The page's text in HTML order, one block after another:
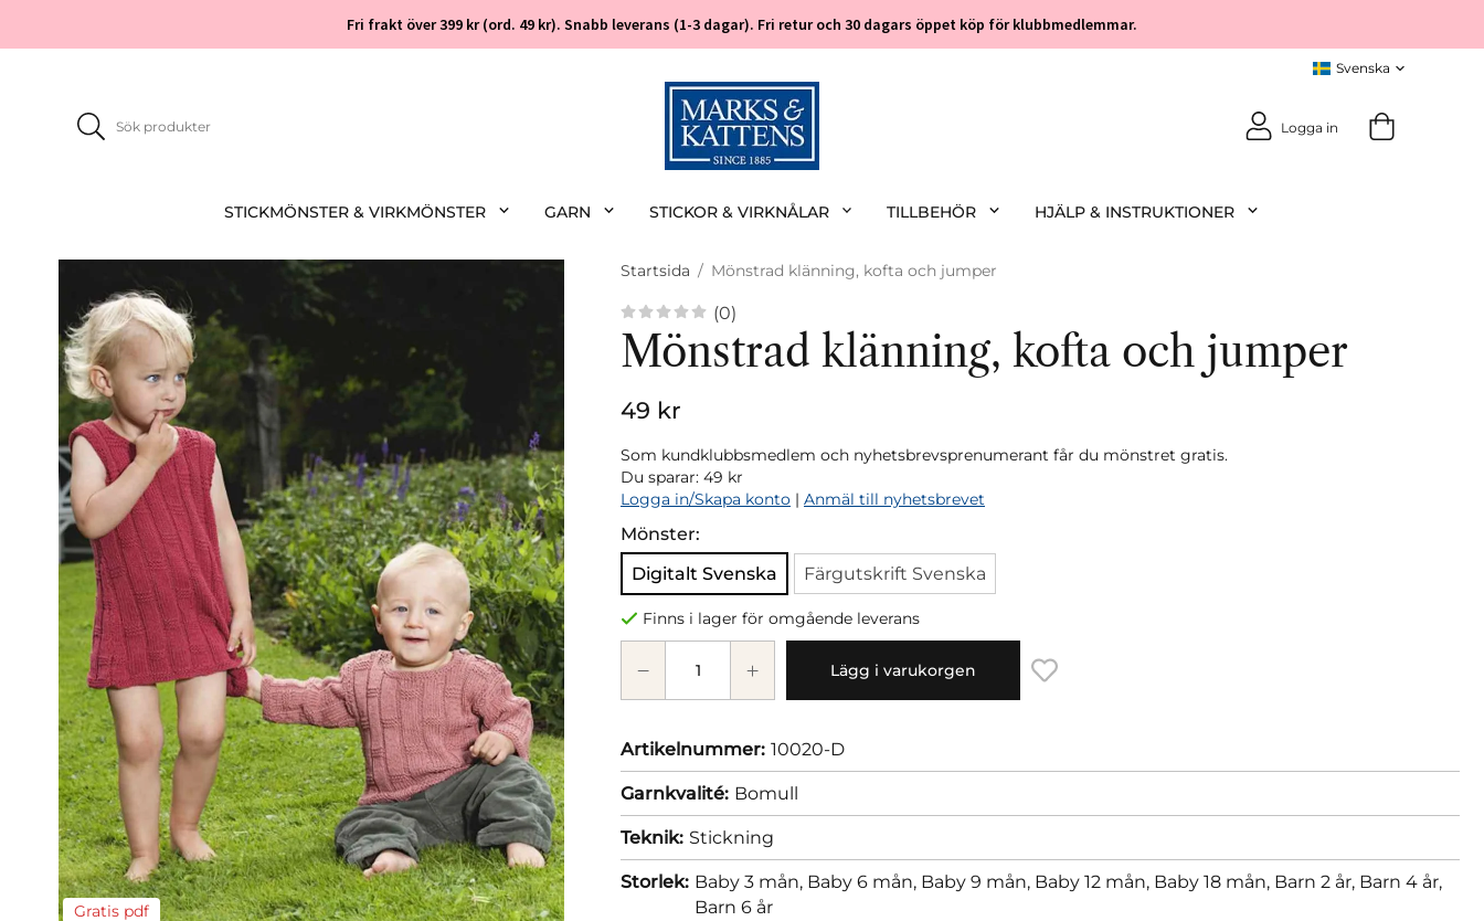
Fri frakt över 399 kr (ord. 49 kr). Snabb leverans (1-3 dagar). Fri retur och 30 dagars öppet köp för klubbmedlemmar.
Logga in
STICKMÖNSTER & VIRKMÖNSTER GARN STICKOR & VIRKNÅLAR TILLBEHÖR HJÄLP & INSTRUKTIONER
Gratis pdf
Startsida / Mönstrad klänning, kofta och jumper
(0)
Mönstrad klänning, kofta och jumper
49 kr
Som kundklubbsmedlem och nyhetsbrevsprenumerant får du mönstret gratis.
Du sparar: 49 kr
Logga in/Skapa konto | Anmäl till nyhetsbrevet
Mönster:
Digitalt Svenska
Färgutskrift Svenska
Finns i lager för omgående leverans
Lägg i varukorgen
Artikelnummer: 10020-D
Garnkvalité: Bomull
Teknik: Stickning
Storlek: Baby 3 mån, Baby 6 mån, Baby 9 mån, Baby 12 mån, Baby 18 mån, Barn 2 år, Barn 4 år,
Barn 6 år